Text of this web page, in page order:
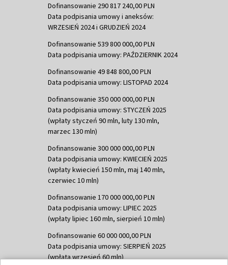
Dofinansowanie 290 817 240,00 PLN
Data podpisania umowy i aneksów:
WRZESIEŃ 2024 i GRUDZIEŃ 2024
Dofinansowanie 539 800 000,00 PLN
Data podpisania umowy: PAŹDZIERNIK 2024
Dofinansowanie 49 848 800,00 PLN
Data podpisania umowy: LISTOPAD 2024
Dofinansowanie 350 000 000,00 PLN
Data podpisania umowy: STYCZEŃ 2025
(wpłaty styczeń 90 mln, luty 130 mln,
marzec 130 mln)
Dofinansowanie 300 000 000,00 PLN
Data podpisania umowy: KWIECIEŃ 2025
(wpłaty kwiecień 150 mln, maj 140 mln,
czerwiec 10 mln)
Dofinansowanie 170 000 000,00 PLN
Data podpisania umowy: LIPIEC 2025
(wpłaty lipiec 160 mln, sierpień 10 mln)
Dofinansowanie 60 000 000,00 PLN
Data podpisania umowy: SIERPIEŃ 2025
(wpłata wrzesień 60 mln)